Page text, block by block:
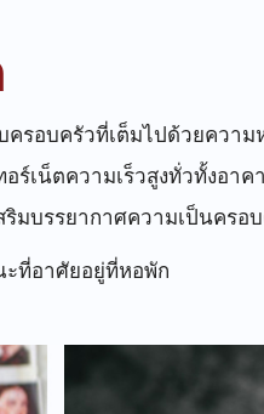
ครอบครัวที่เต็มไปด้วยควา
ร์เน็ตความเร็วสูงทั่วทั้งอา
มบรรยากาศความเป็นคร
ะที่อาศัยอยู่ที่หอพัก